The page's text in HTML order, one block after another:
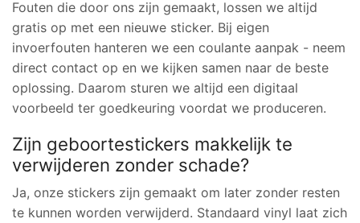
Fouten die door ons zijn gemaakt, lossen we altijd
gratis op met een nieuwe sticker. Bij eigen
invoerfouten hanteren we een coulante aanpak - neem
direct contact op en we kijken samen naar de beste
oplossing. Daarom sturen we altijd een digitaal
voorbeeld ter goedkeuring voordat we produceren.
Zijn geboortestickers makkelijk te
verwijderen zonder schade?
Ja, onze stickers zijn gemaakt om later zonder resten
te kunnen worden verwijderd. Standaard vinyl laat zich